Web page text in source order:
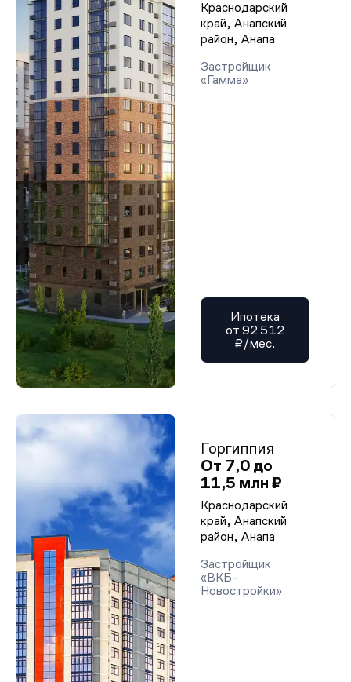
Краснодарский
край, Анапский
район, Анапа
Застройщик
«Гамма»
Ипотека
от 92 512
₽/мес.
Горгиппия
От 7,0 до
11,5 млн ₽
Краснодарский
край, Анапский
район, Анапа
Застройщик
«ВКБ-
Новостройки»